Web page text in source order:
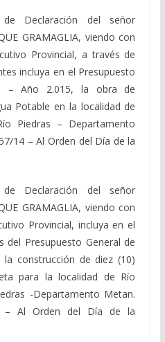
Declaración del señor
GRAMAGLIA, viendo con
Provincial, a través de
incluya en el Presupuesto
– Año 2.015, la obra de
Potable en la localidad de
Piedras – Departamento
14 – Al Orden del Día de la
Declaración del señor
GRAMAGLIA, viendo con
Provincial, incluya en el
del Presupuesto General de
construcción de diez (10)
para la localidad de Río
-Departamento Metan.
– Al Orden del Día de la